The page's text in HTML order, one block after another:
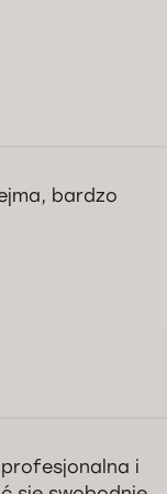
bardzo
i